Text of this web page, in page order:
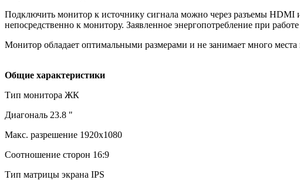
Подключить монитор к источнику сигнала можно через разъемы
непосредственно к монитору. Заявленное энергопотребление при
Монитор обладает оптимальными размерами и не занимает много места
Общие характеристики
Тип монитора ЖК
Диагональ 23.8 "
Макс. разрешение 1920x1080
Соотношение сторон 16:9
Тип матрицы экрана IPS